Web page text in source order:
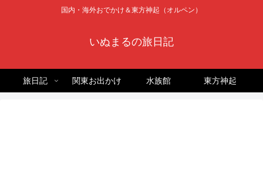
国内・海外おでかけ＆東方神起（オルペン）
いぬまるの旅日記
旅日記 関東お出かけ 水族館 東方神起